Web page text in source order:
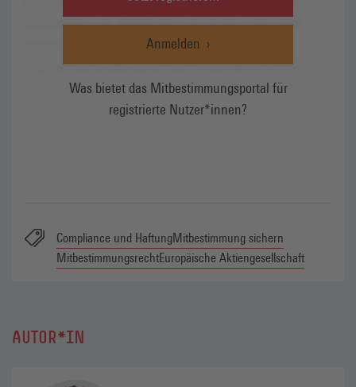
Anmelden
Was bietet das Mitbestimmungsportal für
registrierte Nutzer*innen?
Compliance und HaftungMitbestimmung sichern
MitbestimmungsrechtEuropäische Aktiengesellschaft
AUTOR*IN